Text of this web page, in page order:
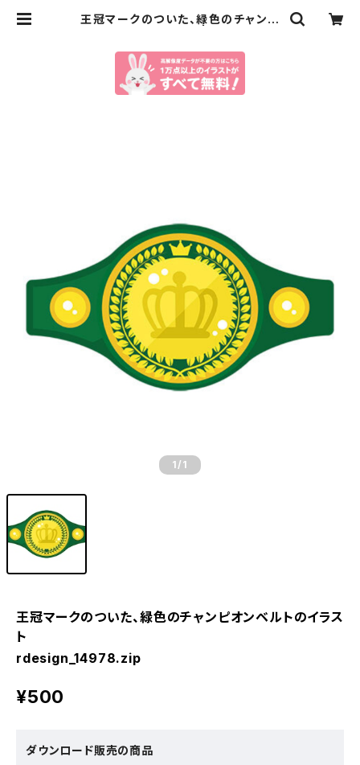
王冠マークのついた、緑色のチャンピ
1 /1
王冠マークのついた、緑色のチャンピオンベルトのイラス
ト
rdesign_14978.zip
¥500
ダウンロード販売の商品